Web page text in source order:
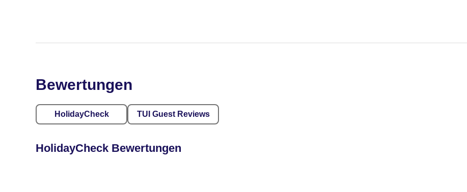
Bewertungen
HolidayCheck TUI Guest Reviews
HolidayCheck Bewertungen